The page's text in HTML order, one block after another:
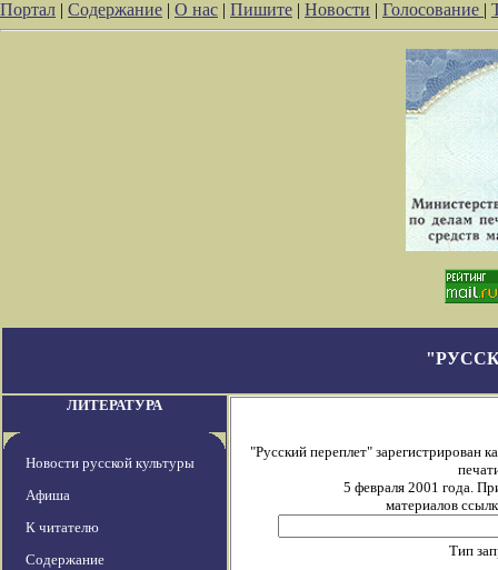
Портал | Содержание | О нас | Пишите | Новости | Голосование |
ЛИТЕРАТУРА
Новости русской культуры
Афиша
К читателю
Содержание
"Русский переплет" зарегистрирован
5 февраля 2001 года.
материалов
Тип